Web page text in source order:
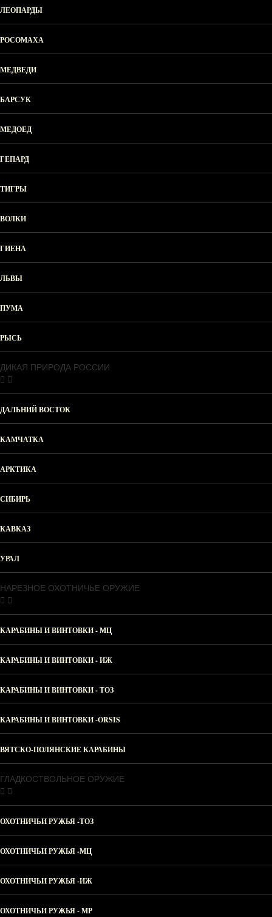
ЛЕОПАРДЫ
РОСОМАХА
МЕДВЕДИ
БАРСУК
МЕДОЕД
ГЕПАРД
ТИГРЫ
ВОЛКИ
ГИЕНА
ЛЬВЫ
ПУМА
РЫСЬ
ДИКАЯ ПРИРОДА РОССИИ
ДАЛЬНИЙ ВОСТОК
КАМЧАТКА
АРКТИКА
СИБИРЬ
КАВКАЗ
УРАЛ
НАРЕЗНОЕ ОХОТНИЧЬЕ ОРУЖИЕ
КАРАБИНЫ И ВИНТОВКИ - МЦ
КАРАБИНЫ И ВИНТОВКИ - ИЖ
КАРАБИНЫ И ВИНТОВКИ - ТОЗ
КАРАБИНЫ И ВИНТОВКИ -ORSIS
ВЯТСКО-ПОЛЯНСКИЕ КАРАБИНЫ
ГЛАДКОСТВОЛЬНОЕ ОРУЖИЕ
ОХОТНИЧЬИ РУЖЬЯ -ТОЗ
ОХОТНИЧЬИ РУЖЬЯ -МЦ
ОХОТНИЧЬИ РУЖЬЯ -ИЖ
ОХОТНИЧЬИ РУЖЬЯ - МР